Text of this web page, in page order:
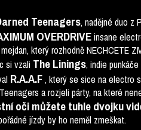
Teenagers, nadějné duo z
OVERDRIVEinsane
který rozhodně NECHCETE
si vzali The Linings, indie
R.A.A.F, který se sice na electro
a rozjeli párty, na které
oči můžete tuhle dvojku
jízdy by ho neměl zmeškat.